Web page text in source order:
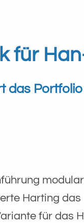
für
das
Harting
für das